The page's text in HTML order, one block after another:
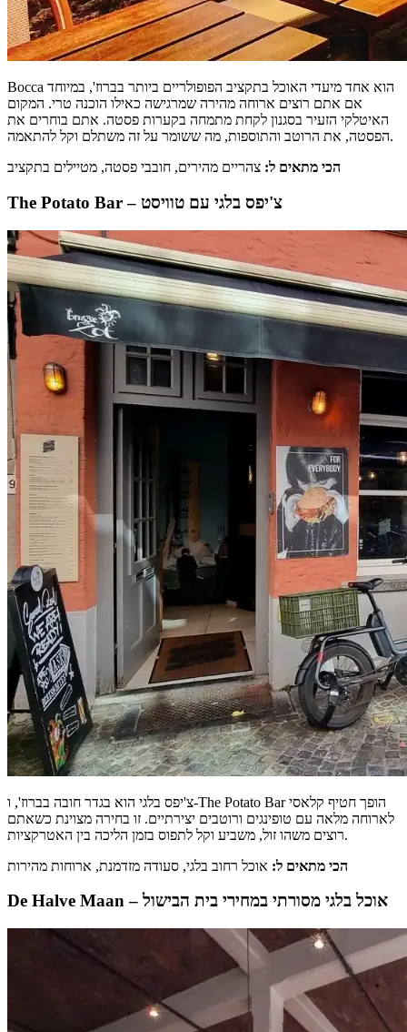
Bocca הוא אחד מיעדי האוכל בתקציב הפופולריים ביותר בברוז', במיוחד
אם אתם רוצים ארוחה מהירה שמרגישה כאילו הוכנה טרי. המקום
האיטלקי הזעיר בסגנון לקחת מתמחה בקערות פסטה. אתם בוחרים את
הפסטה, את הרוטב והתוספות, מה ששומר על זה משתלם וקל להתאמה.
הכי מתאים ל: צהריים מהירים, חובבי פסטה, מטיילים בתקציב
The Potato Bar – צ'יפס בלגי עם טוויסט
צ'יפס בלגי הוא בגדר חובה בברוז', ו-The Potato Bar הופך חטיף קלאסי
לארוחה מלאה עם טופינגים ורוטבים יצירתיים. זו בחירה מצוינת כשאתם
רוצים משהו זול, משביע וקל לתפוס בזמן הליכה בין האטרקציות.
הכי מתאים ל: אוכל רחוב בלגי, סעודה מזדמנת, ארוחות מהירות
De Halve Maan – אוכל בלגי מסורתי במחירי בית הבישול